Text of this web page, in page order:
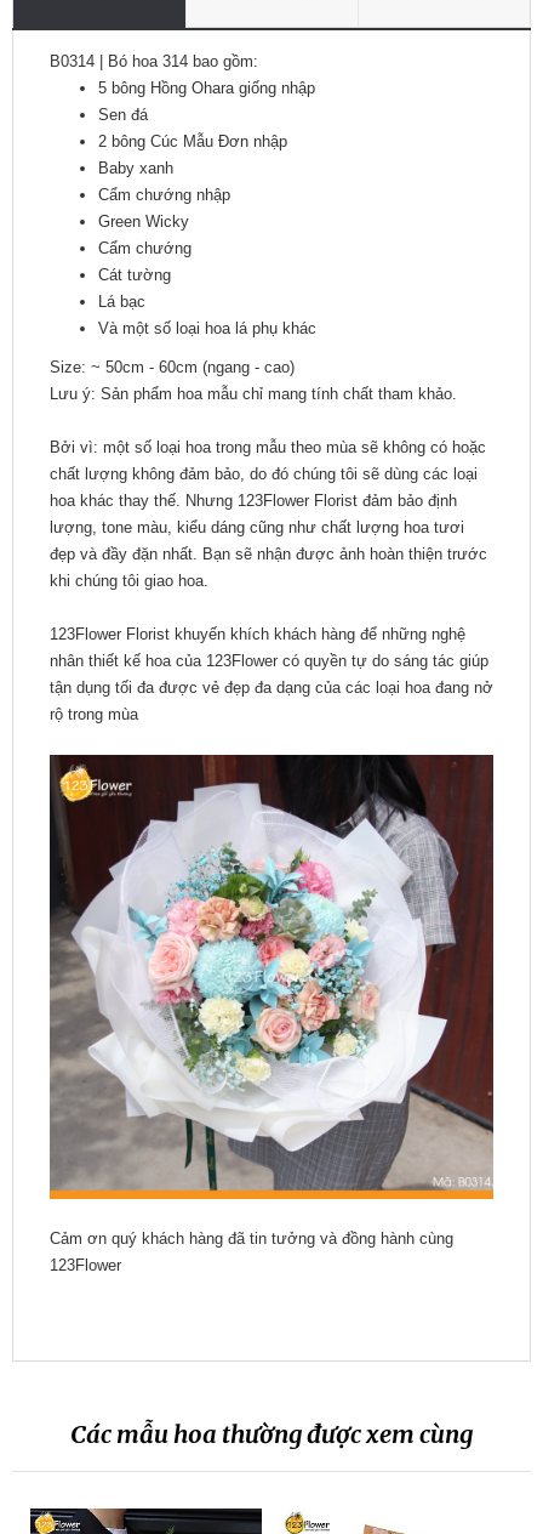
B0314 | Bó hoa 314 bao gồm:
5 bông Hồng Ohara giống nhập
Sen đá
2 bông Cúc Mẫu Đơn nhập
Baby xanh
Cẩm chướng nhập
Green Wicky
Cẩm chướng
Cát tường
Lá bạc
Và một số loại hoa lá phụ khác
Size: ~ 50cm - 60cm (ngang - cao)
Lưu ý: Sản phẩm hoa mẫu chỉ mang tính chất tham khảo.
Bởi vì: một số loại hoa trong mẫu theo mùa sẽ không có hoặc
chất lượng không đảm bảo, do đó chúng tôi sẽ dùng các loại
hoa khác thay thế. Nhưng 123Flower Florist đảm bảo định
lượng, tone màu, kiểu dáng cũng như chất lượng hoa tươi
đẹp và đầy đặn nhất. Bạn sẽ nhận được ảnh hoàn thiện trước
khi chúng tôi giao hoa.
123Flower Florist khuyến khích khách hàng để những nghệ
nhân thiết kế hoa của 123Flower có quyền tự do sáng tác giúp
tận dụng tối đa được vẻ đẹp đa dạng của các loại hoa đang nở
rộ trong mùa
Cảm ơn quý khách hàng đã tin tưởng và đồng hành cùng
123Flower
Các mẫu hoa thường được xem cùng